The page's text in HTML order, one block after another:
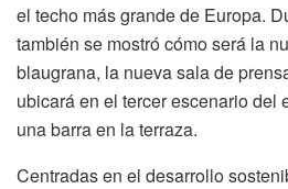
el techo más grande de Europa.
también se mostró cómo será la
blaugrana, la nueva sala de
ubicará en el tercer escenario del
una barra en la terraza.
Centradas en el desarrollo